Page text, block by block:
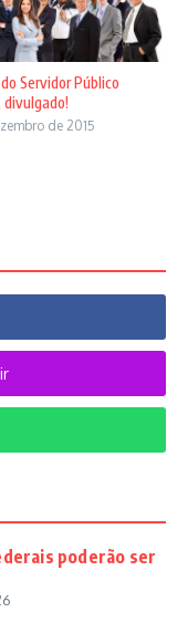
Servidor Público
divulgado!
de 2015
poderão ser